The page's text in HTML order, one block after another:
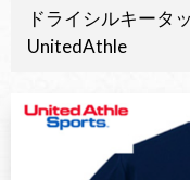
ドライシルキータ
UnitedAthle